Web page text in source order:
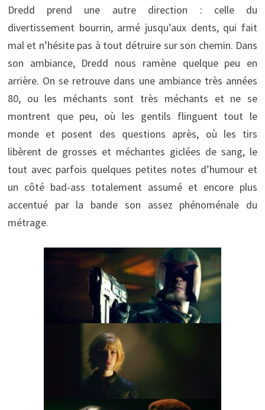
Dredd prend une autre direction : celle du
divertissement bourrin, armé jusqu’aux dents, qui fait
mal et n’hésite pas à tout détruire sur son chemin. Dans
son ambiance, Dredd nous ramène quelque peu en
arrière. On se retrouve dans une ambiance très années
80, ou les méchants sont très méchants et ne se
montrent que peu, où les gentils flinguent tout le
monde et posent des questions après, où les tirs
libèrent de grosses et méchantes giclées de sang, le
tout avec parfois quelques petites notes d’humour et
un côté bad-ass totalement assumé et encore plus
accentué par la bande son assez phénoménale du
métrage.